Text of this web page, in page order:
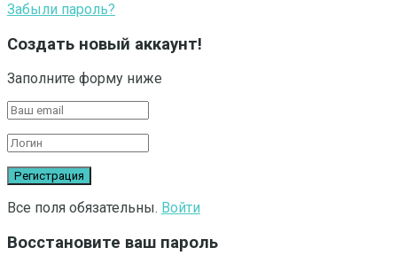
Забыли пароль?
Создать новый аккаунт!
Заполните форму ниже
Все поля обязательны. Войти
Восстановите ваш пароль